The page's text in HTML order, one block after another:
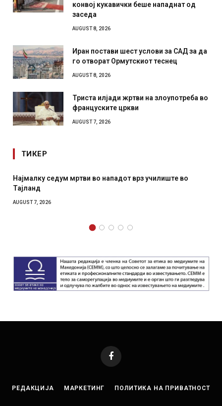
конвој кукавички беше нападнат од
заседа
AUGUST 8, 2026
Иран постави шест услови за САД за да
го отворат Ормутскиот теснец
AUGUST 8, 2026
Триста илјади жртви на злоупотреба во
француските цркви
AUGUST 7, 2026
ТИКЕР
СОЗИС: Украинците повеќе им веруваат на генералите
отколку на Зеленски
AUGUST 7, 2026
Facebook
РЕДАКЦИЈА МАРКЕТИНГ ПОЛИТИКА НА ПРИВАТНОСТ